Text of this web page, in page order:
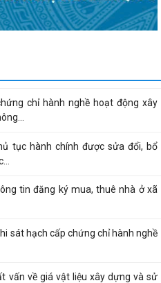
được sửa đổi, bổ sung, thay thế,
trong nước hoặc xuất khẩu của
chỉ hành nghề hoạt động xây
tục hành chính được sửa đổi, bổ
tin đăng ký mua, thuê nhà ở xã
sát hạch cấp chứng chỉ hành nghề
vấn về giá vật liệu xây dựng và sử